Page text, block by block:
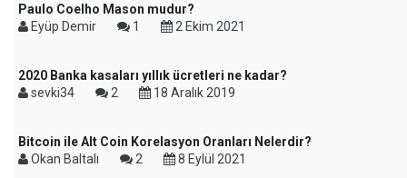
Paulo Coelho Mason mudur?
Eyüp Demir
1 2 Ekim 2021
2020 Banka kasaları yıllık ücretleri ne kadar?
sevki34
2 18 Aralık 2019
Bitcoin ile Alt Coin Korelasyon Oranları Nelerdir?
Okan Baltalı
2 8 Eylül 2021